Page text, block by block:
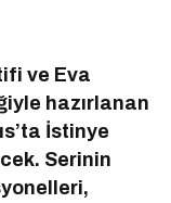
ve Eva
hazırlanan
İstinye
Serinin